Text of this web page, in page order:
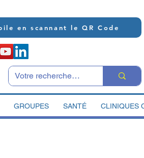
en scannant le QR Code
GROUPES SANTÉ CLINIQUES